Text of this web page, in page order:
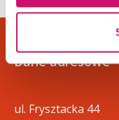
Dane adresowe
ul. Frysztacka 44